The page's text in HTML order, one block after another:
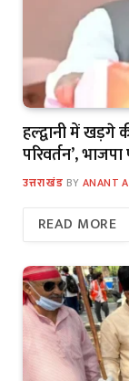
हल्द्वानी में खड़गे
परिवर्तन’,
उत्तराखंड BY ANANT
READ MORE